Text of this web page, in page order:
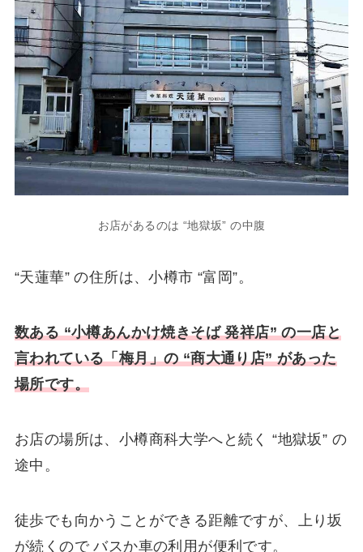
お店があるのは “地獄坂” の中腹
“天蓮華” の住所は、小樽市 “富岡”。
数ある “小樽あんかけ焼きそば 発祥店” の一店と
言われている「梅月」の “商大通り店” があった
場所です。
お店の場所は、小樽商科大学へと続く “地獄坂” の
途中。
徒歩でも向かうことができる距離ですが、上り坂
が続くので バスか車の利用が便利です。